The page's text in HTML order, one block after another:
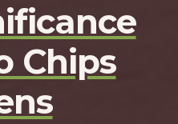
Chips